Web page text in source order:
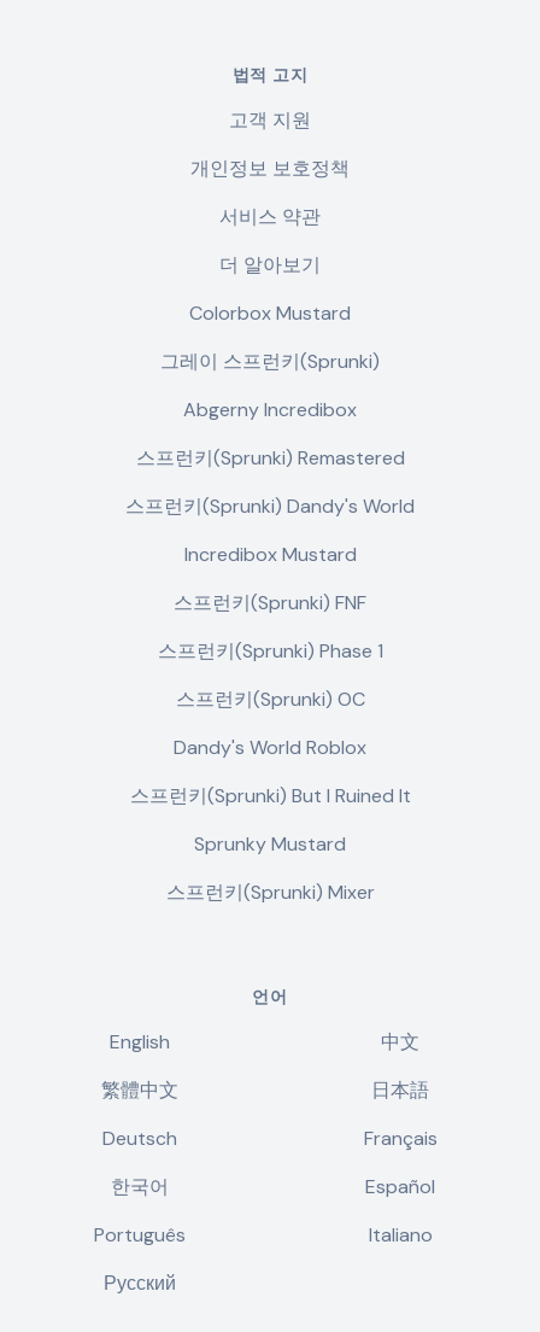
법적 고지
고객 지원
개인정보 보호정책
서비스 약관
더 알아보기
Colorbox Mustard
그레이 스프런키(Sprunki)
Abgerny Incredibox
스프런키(Sprunki) Remastered
스프런키(Sprunki) Dandy's World
Incredibox Mustard
스프런키(Sprunki) FNF
스프런키(Sprunki) Phase 1
스프런키(Sprunki) OC
Dandy's World Roblox
스프런키(Sprunki) But I Ruined It
Sprunky Mustard
스프런키(Sprunki) Mixer
언어
English
中文
繁體中文
日本語
Deutsch
Français
한국어
Español
Português
Italiano
Русский